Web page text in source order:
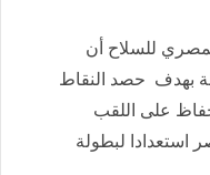
للسلاح أن
بهدف حصد النقاط
على اللقب
استعدادا لبطولة